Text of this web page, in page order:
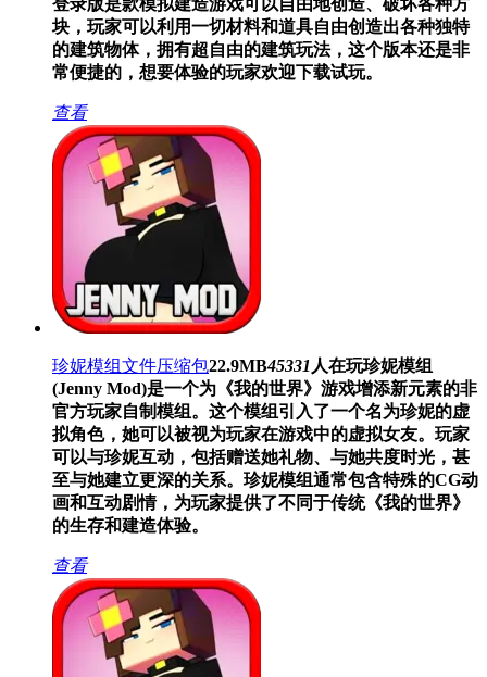
登录版是款模拟建造游戏可以自由地创造、破坏各种方
块，玩家可以利用一切材料和道具自由创造出各种独特
的建筑物体，拥有超自由的建筑玩法，这个版本还是非
常便捷的，想要体验的玩家欢迎下载试玩。
查看
珍妮模组文件压缩包22.9MB45331 人在玩珍妮模组
(Jenny Mod)是一个为《我的世界》游戏增添新元素的非
官方玩家自制模组。这个模组引入了一个名为珍妮的虚
拟角色，她可以被视为玩家在游戏中的虚拟女友。玩家
可以与珍妮互动，包括赠送她礼物、与她共度时光，甚
至与她建立更深的关系。珍妮模组通常包含特殊的CG动
画和互动剧情，为玩家提供了不同于传统《我的世界》
的生存和建造体验。
查看